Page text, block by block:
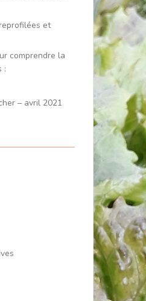
et
comprendre la
:
– avril 2021